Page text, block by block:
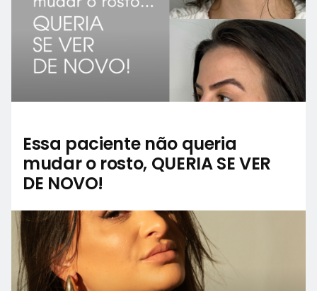
Essa paciente não queria
mudar o rosto, QUERIA SE VER
DE NOVO!